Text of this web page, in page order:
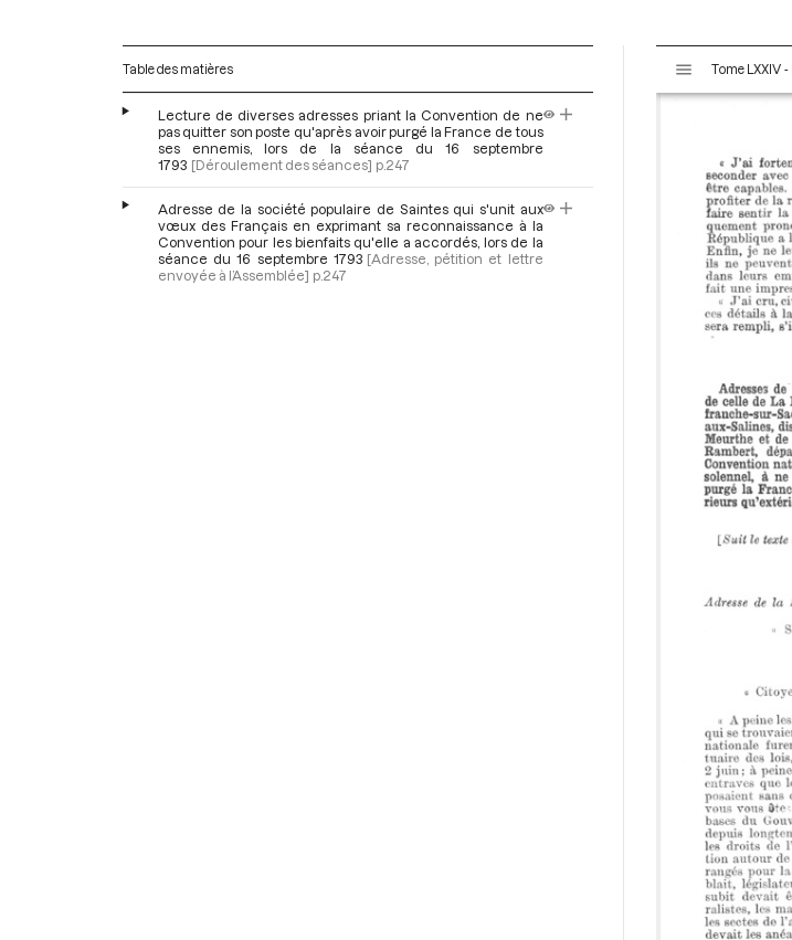
Table des matières
Lecture de diverses adresses priant la Convention de ne
pas quitter son poste qu'après avoir purgé la France de tous
ses ennemis, lors de la séance du 16 septembre
1793 [Déroulement des séances] p.247
Adresse de la société populaire de Saintes qui s'unit aux
vœux des Français en exprimant sa reconnaissance à la
Convention pour les bienfaits qu'elle a accordés, lors de la
séance du 16 septembre 1793 [Adresse, pétition et lettre
envoyée à l’Assemblée] p.247
s
Tome LXXIV